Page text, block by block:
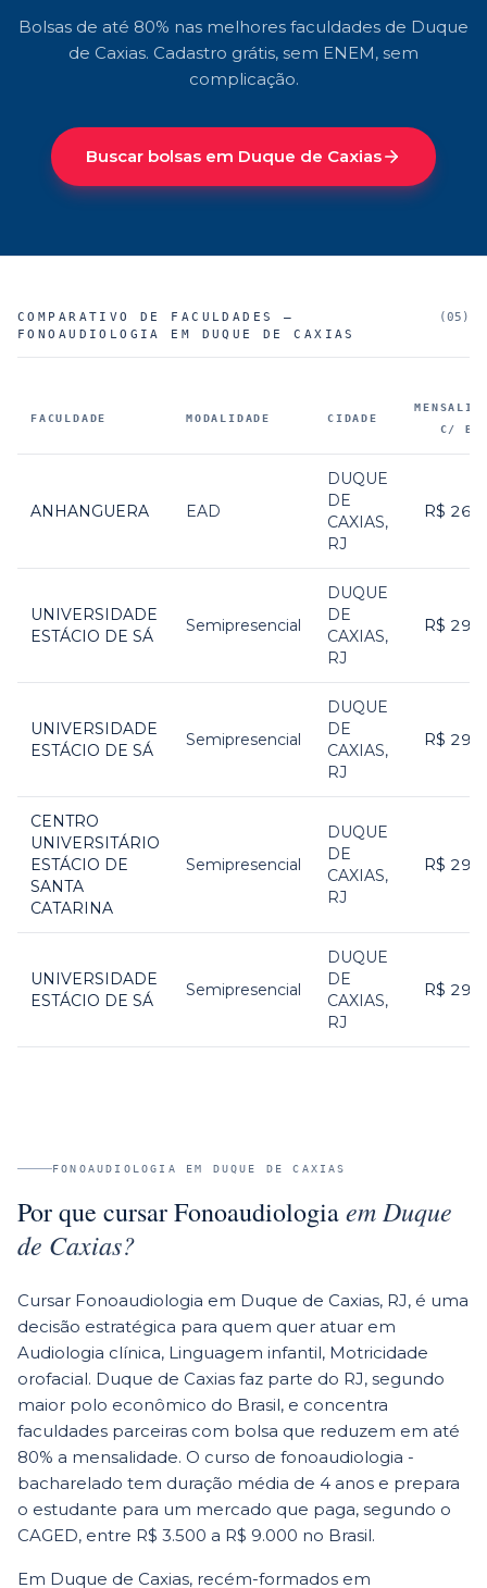
Bolsas de até 80% nas melhores faculdades de Duque
de Caxias. Cadastro grátis, sem ENEM, sem
complicação.
Buscar bolsas em Duque de Caxias
COMPARATIVO DE FACULDADES —
FONOAUDIOLOGIA EM DUQUE DE CAXIAS
(05 )
FACULDADE MODALIDADE CIDADE
C/
ANHANGUERA EAD
DUQUE
DE
CAXIAS,
RJ
R$
UNIVERSIDADE
ESTÁCIO DE SÁ
Semipresencial
DUQUE
DE
CAXIAS,
RJ
R$
UNIVERSIDADE
ESTÁCIO DE SÁ
Semipresencial
DUQUE
DE
CAXIAS,
RJ
R$
CENTRO
UNIVERSITÁRIO
ESTÁCIO DE
SANTA
CATARINA
Semipresencial
DUQUE
DE
CAXIAS,
RJ
R$
UNIVERSIDADE
ESTÁCIO DE SÁ
Semipresencial
DUQUE
DE
CAXIAS,
RJ
R$
FONOAUDIOLOGIA EM DUQUE DE CAXIAS
Por que cursarFonoaudiologiaem Duque
de Caxias?
Cursar Fonoaudiologia em Duque de Caxias, RJ, é uma
decisão estratégica para quem quer atuar em
Audiologia clínica, Linguagem infantil, Motricidade
orofacial. Duque de Caxias faz parte do RJ, segundo
maior polo econômico do Brasil, e concentra
faculdades parceiras com bolsa que reduzem em até
80% a mensalidade. O curso de fonoaudiologia -
bacharelado tem duração média de 4 anos e prepara
o estudante para um mercado que paga, segundo o
CAGED, entre R$ 3.500 a R$ 9.000 no Brasil.
Em Duque de Caxias, recém-formados em